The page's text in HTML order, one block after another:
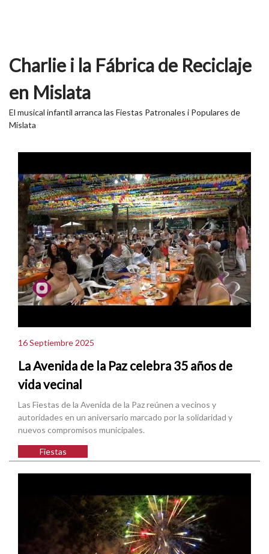
Charlie i la Fábrica de Reciclaje
en Mislata
El musical infantil arranca las Fiestas Patronales i Populares de
Mislata
16 Septiembre 2025
La Avenida de la Paz celebra 35 años de
vida vecinal
Las Fiestas de la Avenida de la Paz reúnen a vecinos y
autoridades en un aniversario marcado por la solidaridad y
nuevos compromisos municipales.
Fiestas